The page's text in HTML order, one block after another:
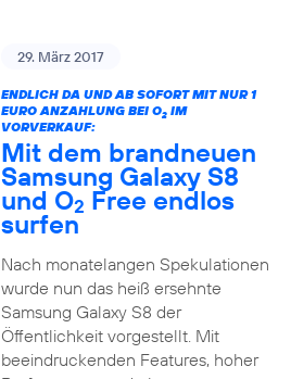
29. März 2017
ENDLICH DA UND AB SOFORT MIT NUR 1
EURO ANZAHLUNG BEI O2IM
VORVERKAUF:
Mit dem brandneuen
Samsung Galaxy S8
und O2 Free endlos
surfen
Nach monatelangen Spekulationen
wurde nun das heiß ersehnte
Samsung Galaxy S8 der
Öffentlichkeit vorgestellt. Mit
beeindruckenden Features, hoher